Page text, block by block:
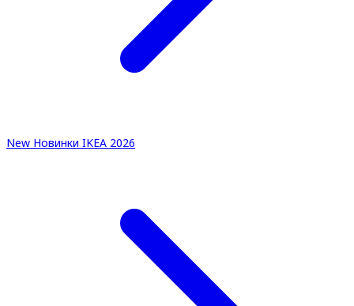
New Новинки IKEA 2026